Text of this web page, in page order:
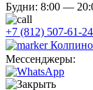
Будни: 8:00 —
+7 (812) 507-61-24
Колпино
Мессенджеры: